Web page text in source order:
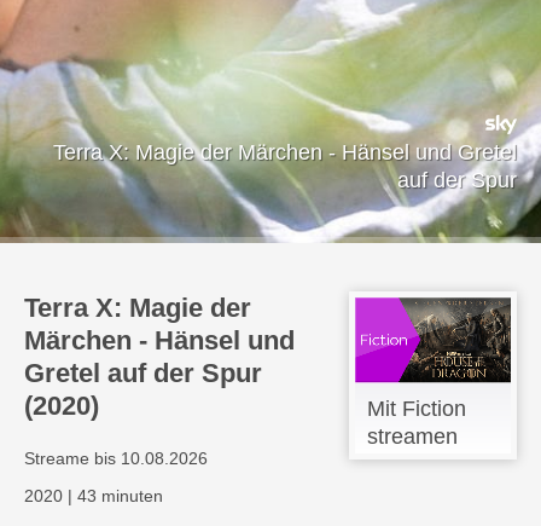
Terra X: Magie der Märchen - Hänsel und Gretel
auf der Spur
Terra X: Magie der
Märchen - Hänsel und
Gretel auf der Spur
(2020)
Streame bis 10.08.2026
2020 | 43 minuten
Mit Fiction
streamen